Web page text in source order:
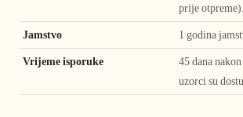
prije otpreme).
Jamstvo 1 godina
Vrijeme isporuke
45 dana
uzorci su